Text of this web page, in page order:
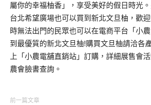
屬你的幸福柚香」，享受美好的假日時光
台北希望廣場也可以買到新北文旦柚，歡
時無法出門的民眾也可以在電商平台「小
到最優質的新北文旦柚!購買文旦柚請洽各
上「小農電舖直銷站」訂購，詳細展售會
農會臉書查詢。
前一篇文章